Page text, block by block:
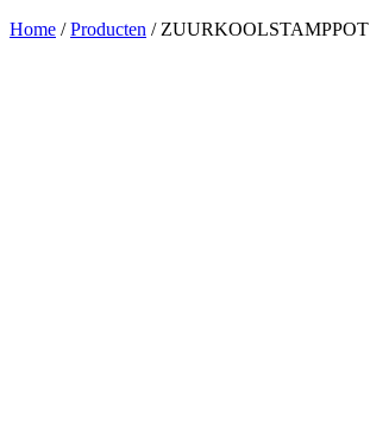
Home /Producten / ZUURKOOLSTAMPPOT